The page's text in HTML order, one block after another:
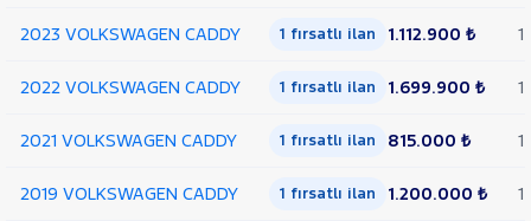
LIFE
2.0 TDI SCR
SCR
2023 VOLKSWAGEN CADDY 1 fırsatlı ilan 1.112.900 ₺ 1
2022 VOLKSWAGEN CADDY 1 fırsatlı ilan 1.699.900 ₺ 1
2021 VOLKSWAGEN CADDY 1 fırsatlı ilan 815.000 ₺ 1
2019 VOLKSWAGEN CADDY 1 fırsatlı ilan 1.200.000 ₺ 1